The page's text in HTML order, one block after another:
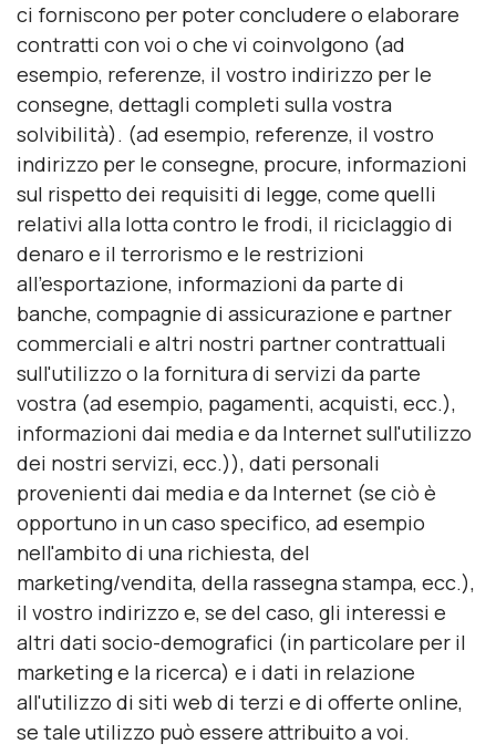
ci forniscono per poter concludere o elaborare
contratti con voi o che vi coinvolgono (ad
esempio, referenze, il vostro indirizzo per le
consegne, dettagli completi sulla vostra
solvibilità). (ad esempio, referenze, il vostro
indirizzo per le consegne, procure, informazioni
sul rispetto dei requisiti di legge, come quelli
relativi alla lotta contro le frodi, il riciclaggio di
denaro e il terrorismo e le restrizioni
all'esportazione, informazioni da parte di
banche, compagnie di assicurazione e partner
commerciali e altri nostri partner contrattuali
sull'utilizzo o la fornitura di servizi da parte
vostra (ad esempio, pagamenti, acquisti, ecc.),
informazioni dai media e da Internet sull'utilizzo
dei nostri servizi, ecc.)), dati personali
provenienti dai media e da Internet (se ciò è
opportuno in un caso specifico, ad esempio
nell'ambito di una richiesta, del
marketing/vendita, della rassegna stampa, ecc.),
il vostro indirizzo e, se del caso, gli interessi e
altri dati socio-demografici (in particolare per il
marketing e la ricerca) e i dati in relazione
all'utilizzo di siti web di terzi e di offerte online,
se tale utilizzo può essere attribuito a voi.